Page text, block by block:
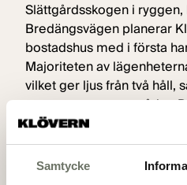
Samtycke
Slättgårdsskogen i
Bredängsvägen planerar
bostadshus med i första
Majoriteten av
vilket ger ljus från två håll,
vetter mot naturområdet.
husen och omsorg tas för
gestaltade möten mellan
Bostäderna får samtidigt